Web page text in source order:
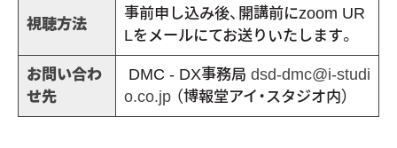
視聴方法
事前申し込み後、開講前にzoom UR
Lをメールにてお送りいたします。
お問い合わ
せ先
DMC - DX事務局 dsd-dmc@i-studi
o.co.jp （博報堂アイ・スタジオ内）